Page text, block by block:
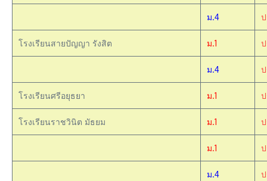
ม.4
โรงเรียนสายปัญญา รังสิต ม.1
ม.4
โรงเรียนศรีอยุธยา ม.1
โรงเรียนราชวินิต มัธยม ม.1
ม.1
ม.4